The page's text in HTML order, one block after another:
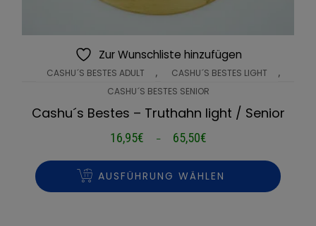
Zur Wunschliste hinzufügen
CASHU´S BESTES ADULT , CASHU´S BESTES LIGHT ,
CASHU´S BESTES SENIOR
Cashu´s Bestes – Truthahn light / Senior
16,95€ – 65,50€
bis
AUSFÜHRUNG WÄHLEN